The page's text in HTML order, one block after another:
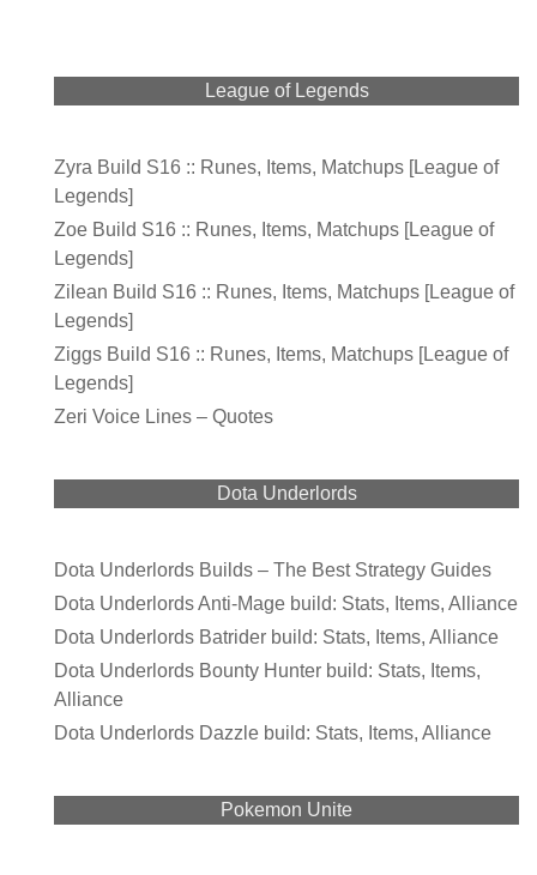
League of Legends
Zyra Build S16 :: Runes, Items, Matchups [League of
Legends]
Zoe Build S16 :: Runes, Items, Matchups [League of
Legends]
Zilean Build S16 :: Runes, Items, Matchups [League of
Legends]
Ziggs Build S16 :: Runes, Items, Matchups [League of
Legends]
Zeri Voice Lines – Quotes
Dota Underlords
Dota Underlords Builds – The Best Strategy Guides
Dota Underlords Anti-Mage build: Stats, Items, Alliance
Dota Underlords Batrider build: Stats, Items, Alliance
Dota Underlords Bounty Hunter build: Stats, Items,
Alliance
Dota Underlords Dazzle build: Stats, Items, Alliance
Pokemon Unite